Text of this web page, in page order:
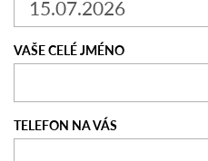
VAŠE CELÉ JMÉNO
TELEFON NA VÁS